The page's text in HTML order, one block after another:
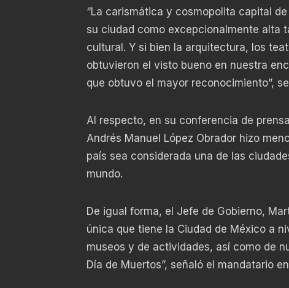
“La carismática y cosmopolita capital
su ciudad como excepcionalmente alta
cultural. Y si bien la arquitectura, los
obtuvieron el visto bueno en nuestra
que obtuvo el mayor reconocimiento”,
Al respecto, en su conferencia de
Andrés Manuel López Obrador hizo
país sea considerada una de las
mundo.
De igual forma, el Jefe de Gobierno,
única que tiene la Ciudad de México a
museos y de actividades, así como de
Día de Muertos”, señaló el mandatario